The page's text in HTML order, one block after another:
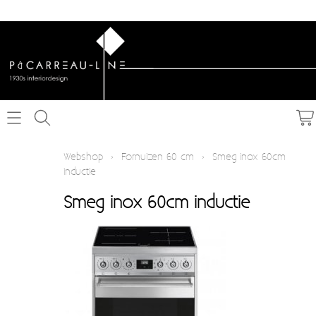
Schakelmateriaal inbouw
Schakelmateriaal opbouw
Webshop › Fornuizen 60 cm ›
Smeg inox 60cm
inductie
Smeg inox 60cm inductie